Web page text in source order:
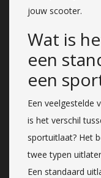
jouw scooter.
Wat is
een
een
Een veelgestelde
is het verschil
sportuitlaat? Het
twee typen
Een standaard